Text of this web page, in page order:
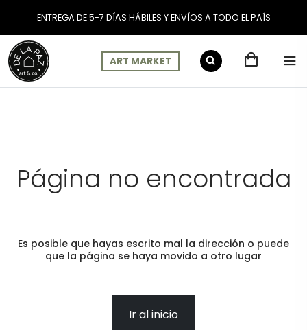
ENTREGA DE 5-7 DÍAS HÁBILES Y ENVÍOS A TODO EL PAÍS
ART MARKET
Página no encontrada
Es posible que hayas escrito mal la dirección o puede
que la página se haya movido a otro lugar
Ir al inicio